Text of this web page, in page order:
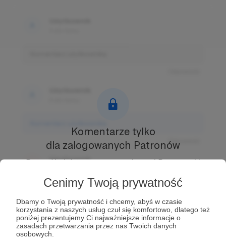
Cenimy Twoją prywatność
Dbamy o Twoją prywatność i chcemy, abyś w czasie
korzystania z naszych usług czuł się komfortowo, dlatego też
poniżej prezentujemy Ci najważniejsze informacje o
zasadach przetwarzania przez nas Twoich danych
osobowych.
Odpowiedz
Użytkownik
Odpowiedz
Użytkownik
3 dni temu
Komentarze tylko
dla zalogowanych Patronów
Prowadź ciekawe rozmowy z innymi Patronami i
dostęp!
Zostań Patronem